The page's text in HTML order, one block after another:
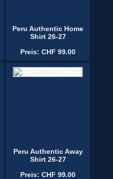
Peru Authentic Home
Shirt 26-27
Preis: CHF 99.00
Peru Authentic Away
Shirt 26-27
Preis: CHF 99.00